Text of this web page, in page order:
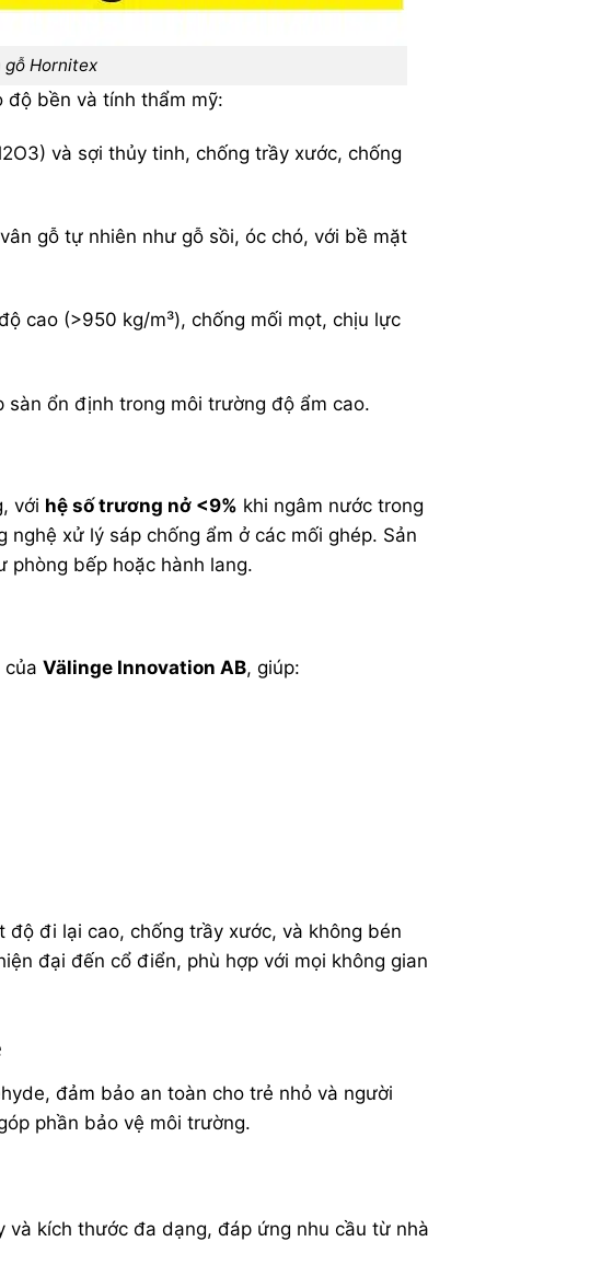
gỗ Hornitex
độ bền và tính thẩm mỹ:
và sợi thủy tinh, chống trầy xước, chống
gỗ tự nhiên như gỗ sồi, óc chó, với bề mặt
cao (>950 kg/m³), chống mối mọt, chịu lực
sàn ổn định trong môi trường độ ẩm cao.
với hệ số trương nở <9% khi ngâm nước trong
xử lý sáp chống ẩm ở các mối ghép. Sản
phòng bếp hoặc hành lang.
của Välinge Innovation AB, giúp:
độ đi lại cao, chống trầy xước, và không bén
đại đến cổ điển, phù hợp với mọi không gian
đảm bảo an toàn cho trẻ nhỏ và người
phần bảo vệ môi trường.
kích thước đa dạng, đáp ứng nhu cầu từ nhà